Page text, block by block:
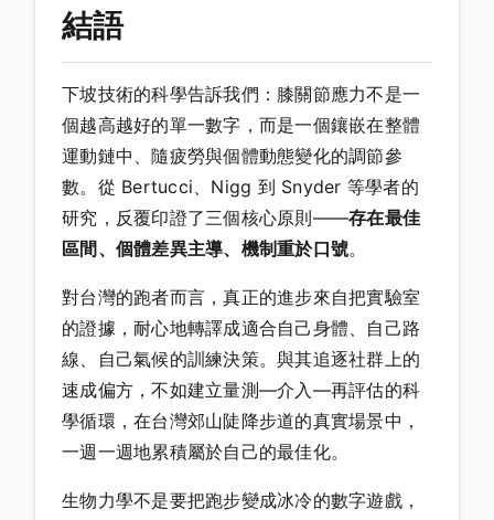
結語
下坡技術的科學告訴我們：膝關節應力不是一
個越高越好的單一數字，而是一個鑲嵌在整體
運動鏈中、隨疲勞與個體動態變化的調節參
數。從 Bertucci、Nigg 到 Snyder 等學者的
研究，反覆印證了三個核心原則——存在最佳
區間、個體差異主導、機制重於口號。
對台灣的跑者而言，真正的進步來自把實驗室
的證據，耐心地轉譯成適合自己身體、自己路
線、自己氣候的訓練決策。與其追逐社群上的
速成偏方，不如建立量測—介入—再評估的科
學循環，在台灣郊山陡降步道的真實場景中，
一週一週地累積屬於自己的最佳化。
生物力學不是要把跑步變成冰冷的數字遊戲，